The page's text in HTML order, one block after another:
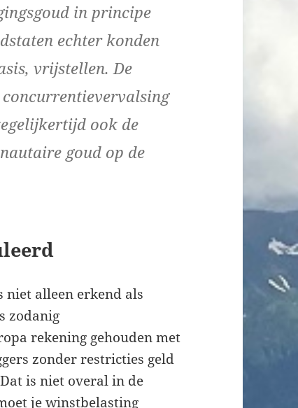
in principe
echter konden
vrijstellen. De
ook de
goud op de
niet alleen erkend als
zodanig
rekening gehouden met
zonder restricties geld
is niet overal in de
je winstbelasting